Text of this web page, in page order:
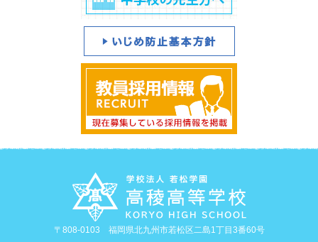
〒808-0103 福岡県北九州市若松区二島1丁目3番60号